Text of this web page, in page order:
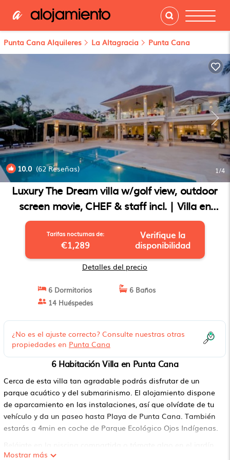
Punta Cana Alquileres La Altagracia Punta Cana
10.0(62 Reseñas) 1/4
Luxury The Dream villa w/golf view, outdoor
screen movie, CHEF & staff incl. | Villa en
Punta Cana
Tarifas nocturnas de:
€1,289
Verifique la
disponibilidad
Detalles del precio
6 Dormitorios
6 Baños
14 Huéspedes
¿No es el ajuste correcto? Consulte nuestras otras
propiedades en Punta Cana
6 Habitación Villa en Punta Cana
Cerca de esta villa tan agradable podrás disfrutar de un
parque acuático y del submarinismo. El alojamiento dispone
de aparcamiento en las instalaciones, así que olvídate de tu
vehículo y da un paseo hasta Playa de Punta Cana. También
estarás a 4min en coche de Parque Ecológico Ojos Indígenas.
de esta villa de 883 m² que, además, cuenta con un porche o
Mostrar más